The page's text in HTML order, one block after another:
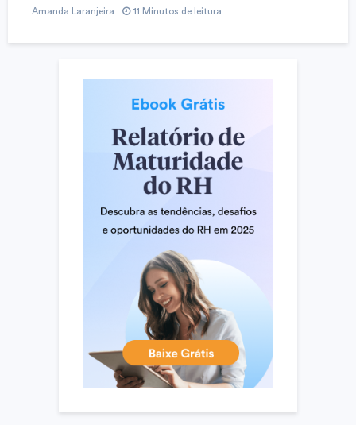
Amanda Laranjeira 11 Minutos de leitura